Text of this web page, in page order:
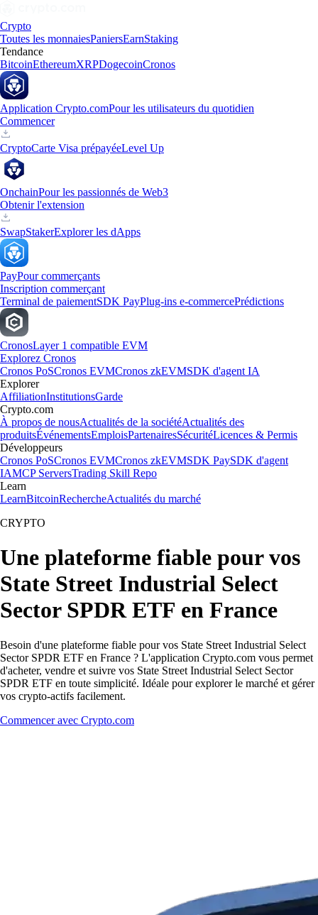
Crypto
Toutes les monnaiesPaniersEarnStaking
Tendance
BitcoinEthereumXRPDogecoinCronos
Application Crypto.comPour les utilisateurs du quotidien
Commencer
CryptoCarte Visa prépayéeLevel Up
OnchainPour les passionnés de Web3
Obtenir l'extension
SwapStakerExplorer les dApps
PayPour commerçants
Inscription commerçant
Terminal de paiementSDK PayPlug-ins e-commercePrédictions
CronosLayer 1 compatible EVM
Explorez Cronos
Cronos PoSCronos EVMCronos zkEVMSDK d'agent IA
Explorer
AffiliationInstitutionsGarde
Crypto.com
À propos de nousActualités de la sociétéActualités des
produitsÉvénementsEmploisPartenairesSécuritéLicences & Permis
Développeurs
Cronos PoSCronos EVMCronos zkEVMSDK PaySDK d'agent
IAMCP ServersTrading Skill Repo
Learn
LearnBitcoinRechercheActualités du marché
CRYPTO
Une plateforme fiable pour vos
State Street Industrial Select
Sector SPDR ETF en France
Besoin d'une plateforme fiable pour vos State Street Industrial Select
Sector SPDR ETF en France ? L'application Crypto.com vous permet
d'acheter, vendre et suivre vos State Street Industrial Select Sector
SPDR ETF en toute simplicité. Idéale pour explorer le marché et gérer
vos crypto-actifs facilement.
Commencer avec Crypto.com